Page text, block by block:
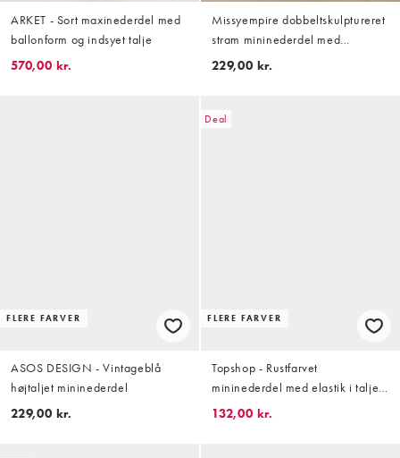
ARKET - Sort maxinederdel med
ballonform og indsyet talje
570,00 kr.
Missyempire dobbeltskulptureret
stram mininederdel med
rynkedetalje i chokolade, del af
229,00 kr.
FLERE FARVER
ASOS DESIGN - Vintageblå
højtaljet mininederdel
229,00 kr.
Deal
FLERE FARVER
Topshop - Rustfarvet
mininederdel med elastik i taljen
og sporty striber
132,00 kr.